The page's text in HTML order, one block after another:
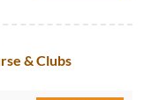
& Clubs